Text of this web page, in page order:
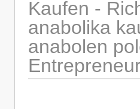
Kaufen -
anabolika
anabolen